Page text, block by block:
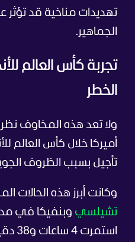
تهديدات مناخية قد تؤثر
الجماهير.
تجربة كأس العالم
الخطر
ولا تعد هذه المخاوف
أميركا خلال كأس العالم
تأجيل بسبب الظروف
وكانت أبرز هذه الحالات
تشيلسي وبنفيكا في